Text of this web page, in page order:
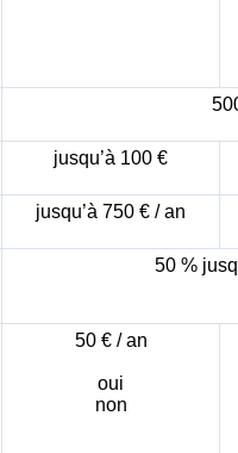
jusqu’à 100 €
jusqu’à 750 € / an
50 %
50 € / an
oui
non